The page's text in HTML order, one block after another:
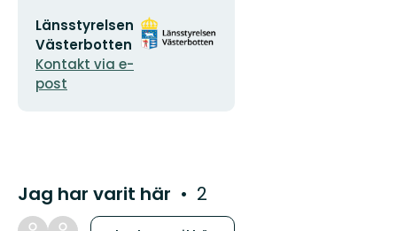
E-
postadress
Länsstyrelsen
Västerbotten
Kontakt via e-
post
Organisationens
logotyp
Jag har varit här 2